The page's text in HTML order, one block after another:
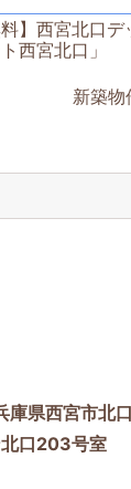
料】西宮北口
西宮北口」
次
の
新築物
県西宮市北
口203号室